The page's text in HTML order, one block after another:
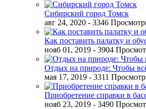
Сибирский город Томск
авг 24, 2020 - 3346
Как поставить палатку и
нояб 01, 2019 - 3904
Отдых на природе: Чтобы
мая 17, 2019 - 3311
Приобретение справки в
нояб 23, 2019 - 3490